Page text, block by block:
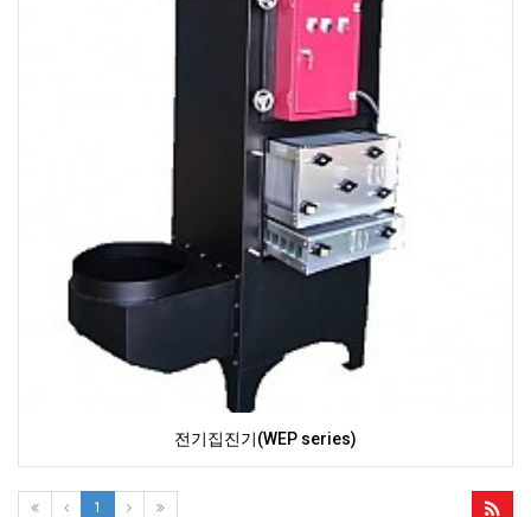
전기집진기(WEP series)
1